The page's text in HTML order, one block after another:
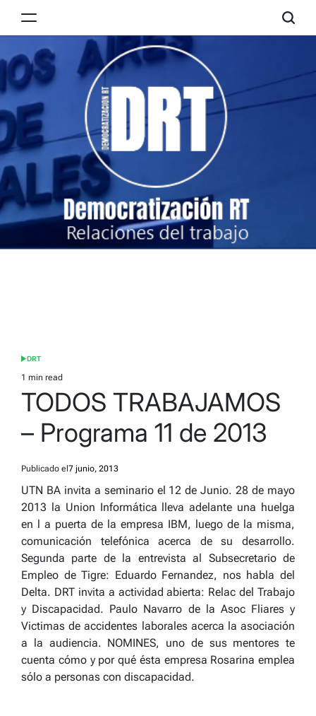
RT
POSTED
IN
DRT
Estimated
read
time
1 min read
TODOS TRABAJAMOS
– Programa 11 de 2013
Publicado el 7 junio, 2013
UTN BA invita a seminario el 12 de Junio. 28 de mayo
2013 la Union Informática lleva adelante una huelga
en l a puerta de la empresa IBM, luego de la misma,
comunicación telefónica acerca de su desarrollo.
Segunda parte de la entrevista al Subsecretario de
Empleo de Tigre: Eduardo Fernandez, nos habla del
Delta. DRT invita a actividad abierta: Relac del Trabajo
y Discapacidad. Paulo Navarro de la Asoc Fliares y
Victimas de accidentes laborales acerca la asociación
a la audiencia. NOMINES, uno de sus mentores te
cuenta cómo y por qué ésta empresa Rosarina emplea
sólo a personas con discapacidad.